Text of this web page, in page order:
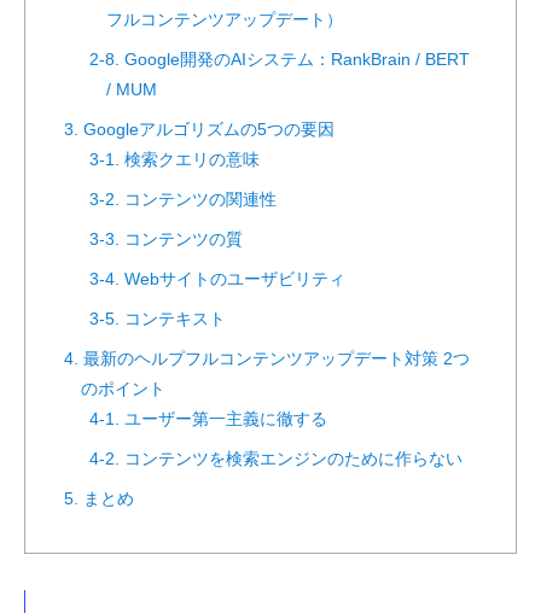
フルコンテンツアップデート）
2-8. Google開発のAIシステム：RankBrain / BERT
/ MUM
3. Googleアルゴリズムの5つの要因
3-1. 検索クエリの意味
3-2. コンテンツの関連性
3-3. コンテンツの質
3-4. Webサイトのユーザビリティ
3-5. コンテキスト
4. 最新のヘルプフルコンテンツアップデート対策 2つ
のポイント
4-1. ユーザー第一主義に徹する
4-2. コンテンツを検索エンジンのために作らない
5. まとめ